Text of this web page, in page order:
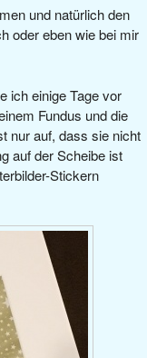
und natürlich den
oder eben wie bei mir
ich einige Tage vor
Fundus und die
nur auf, dass sie nicht
auf der Scheibe ist
Stickern